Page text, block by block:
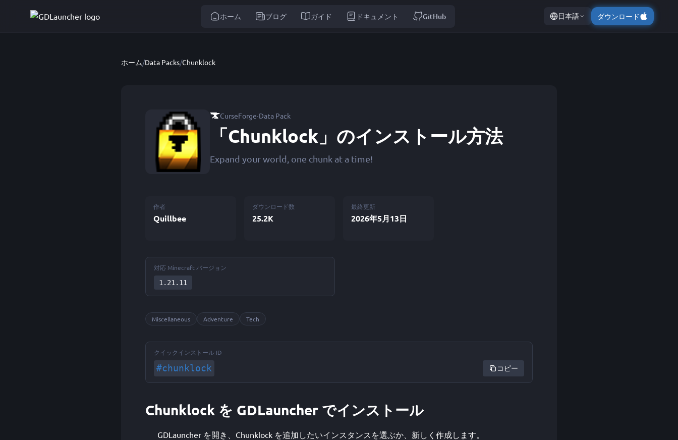
ホーム ブログ ガイド ドキュメント GitHub 日本語 ダウンロード
ホーム/Data Packs/Chunklock
CurseForge·Data Pack
「Chunklock」のインストール方法
Expand your world, one chunk at a time!
作者
Quillbee
ダウンロード数
25.2K
最終更新
2026年5月13日
対応 Minecraft バージョン
1.21.11
Miscellaneous Adventure Tech
クイックインストール ID
#chunklock コピー
Chunklock を GDLauncher でインストール
GDLauncher を開き、Chunklock を追加したいインスタンスを選ぶか、新しく作成します。